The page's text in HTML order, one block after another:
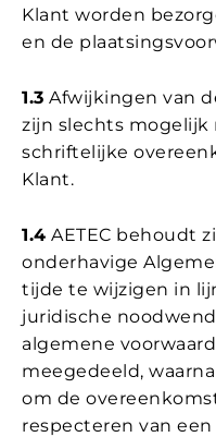
Klant worden
en de
1.3 Afwijkingen van
zijn slechts
schriftelijke
Klant.
1.4 AETEC behoudt
onderhavige
tijde te wijzigen in
juridische
algemene
meegedeeld,
om de
respecteren van